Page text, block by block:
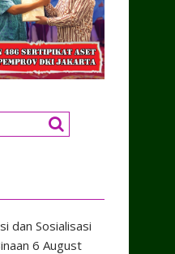
dan Sosialisasi
6 August